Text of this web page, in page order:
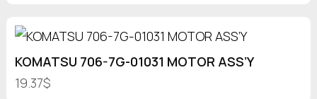
KOMATSU 706-7G-01031 MOTOR ASS’Y
19.37$